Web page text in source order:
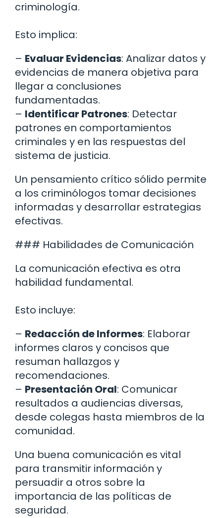
criminología.
Esto implica:
– Evaluar Evidencias: Analizar datos y
evidencias de manera objetiva para
llegar a conclusiones
fundamentadas.
– Identificar Patrones: Detectar
patrones en comportamientos
criminales y en las respuestas del
sistema de justicia.
Un pensamiento crítico sólido permite
a los criminólogos tomar decisiones
informadas y desarrollar estrategias
efectivas.
### Habilidades de Comunicación
La comunicación efectiva es otra
habilidad fundamental.
Esto incluye:
– Redacción de Informes: Elaborar
informes claros y concisos que
resuman hallazgos y
recomendaciones.
– Presentación Oral: Comunicar
resultados a audiencias diversas,
desde colegas hasta miembros de la
comunidad.
Una buena comunicación es vital
para transmitir información y
persuadir a otros sobre la
importancia de las políticas de
seguridad.